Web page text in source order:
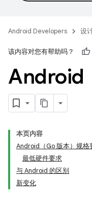
Android Developers 设
该内容对您有帮助吗？
Android
本页内容
Android（Go 版本）规格
最低硬件要求
与 Android 的区别
新变化